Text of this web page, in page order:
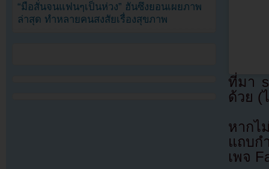
ที่มา
ด้วย (
หากไ
แถบก
เพจ
“มือสั่นจนแฟนๆเป็นห่วง” ฮันซึงยอนเผยภาพ
ล่าสุด ทำหลายคนสงสัยเรื่องสุขภาพ